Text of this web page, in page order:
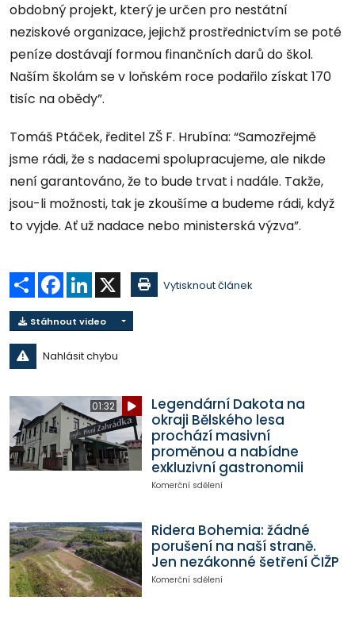
obdobný projekt, který je určen pro nestátní
neziskové organizace, jejichž prostřednictvím se poté
peníze dostávají formou finančních darů do škol.
Naším školám se v loňském roce podařilo získat 170
tisíc na obědy”.
Tomáš Ptáček, ředitel ZŠ F. Hrubína: “Samozřejmě
jsme rádi, že s nadacemi spolupracujeme, ale nikde
není garantováno, že to bude trvat i nadále. Takže,
jsou-li možnosti, tak je zkoušíme a budeme rádi, když
to vyjde. Ať už nadace nebo ministerská výzva”.
Sdílet Facebook
LinkedIn Vytisknout článek
Stáhnout video
Nahlásit chybu
01:32
Legendární Dakota na
okraji Bělského lesa
prochází masivní
proměnou a nabídne
exkluzivní gastronomii
Komerční sdělení
Ridera Bohemia: žádné
porušení na naší straně.
Jen nezákonné šetření ČIŽP
Komerční sdělení